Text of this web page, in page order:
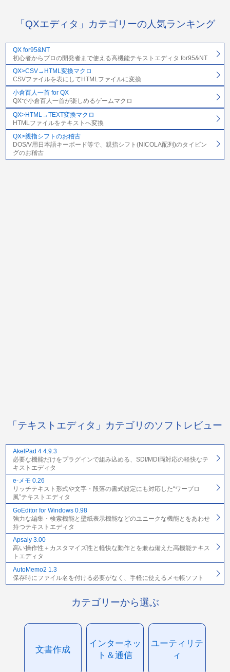
「QXエディタ」カテゴリーの人気ランキング
QX for95&NT
初心者からプロの開発者まで使える高機能テキストエディタ for95&NT
QX>CSV→HTML変換マクロ
CSVファイルを表にしてHTMLファイルに変換
小倉百人一首 for QX
QXで小倉百人一首が楽しめるゲームマクロ
QX>HTML→TEXT変換マクロ
HTMLファイルをテキストへ変換
QX>親指シフトのお稽古
DOS/V用日本語キーボード等で、親指シフト(NICOLA配列)のタイピン
グのお稽古
「テキストエディタ」カテゴリのソフトレビュー
AkelPad 4 4.9.3
必要な機能だけをプラグインで組み込める、SDI/MDI両対応の軽快なテ
キストエディタ
e-メモ 0.26
リッチテキスト形式や文字・段落の書式設定にも対応した“ワープロ
風”テキストエディタ
GoEditor for Windows 0.98
強力な編集・検索機能と壁紙表示機能などのユニークな機能とをあわせ
持つテキストエディタ
Apsaly 3.00
高い操作性＋カスタマイズ性と軽快な動作とを兼ね備えた高機能テキス
トエディタ
AutoMemo2 1.3
保存時にファイル名を付ける必要がなく、手軽に使えるメモ帳ソフト
カテゴリーから選ぶ
文書作成
インターネッ
ト＆通信
ユーティリテ
ィ